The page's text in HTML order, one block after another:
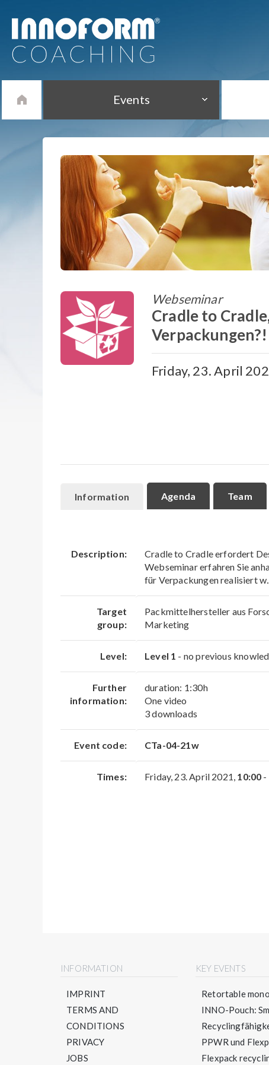
Events
Webseminar
Cradle to
Verpackungen?!
Friday, 23. April
Information Agenda Team
Description:
Cradle to Cradle erfordert
Webseminar erfahren Sie
für Verpackungen realisiert w
Target
group:
Packmittelhersteller aus
Marketing
Level: Level 1 - no previous
Further
information:
duration: 1:30h
One video
3 downloads
Event code: CTa-04-21w
Times: Friday, 23. April 2021, 10:00 -
INFORMATION
IMPRINT
TERMS AND
CONDITIONS
PRIVACY
JOBS
KEY EVENTS
Retortable
INNO-Pouch:
PPWR und
Flexpack